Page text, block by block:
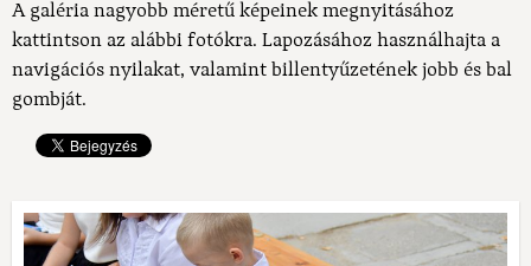
A galéria nagyobb méretű képeinek megnyitásához
kattintson az alábbi fotókra. Lapozásához használhajta a
navigációs nyilakat, valamint billentyűzetének jobb és bal
gombját.